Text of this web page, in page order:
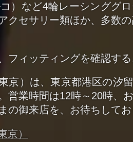
）など4輪レーシンググ
クセサリー類ほか、多数
フィッティングを確認する
京）は、東京都港区の汐
営業時間は12時～20時、
の御来店を、お待ちしてお
京）